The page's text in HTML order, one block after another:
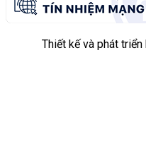
Thiết kế và phát triển